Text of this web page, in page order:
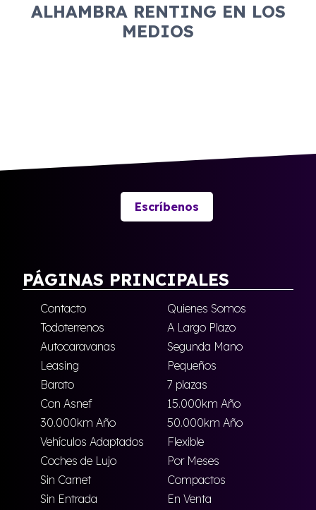
ALHAMBRA RENTING EN LOS
MEDIOS
Escríbenos
PÁGINAS PRINCIPALES
Contacto
Quienes Somos
Todoterrenos
A Largo Plazo
Autocaravanas
Segunda Mano
Leasing
Pequeños
Barato
7 plazas
Con Asnef
15.000km Año
30.000km Año
50.000km Año
Vehículos Adaptados
Flexible
Coches de Lujo
Por Meses
Sin Carnet
Compactos
Sin Entrada
En Venta